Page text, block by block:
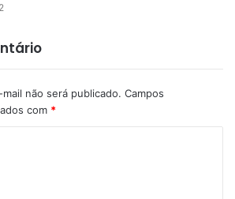
não será publicado. Campos
com *